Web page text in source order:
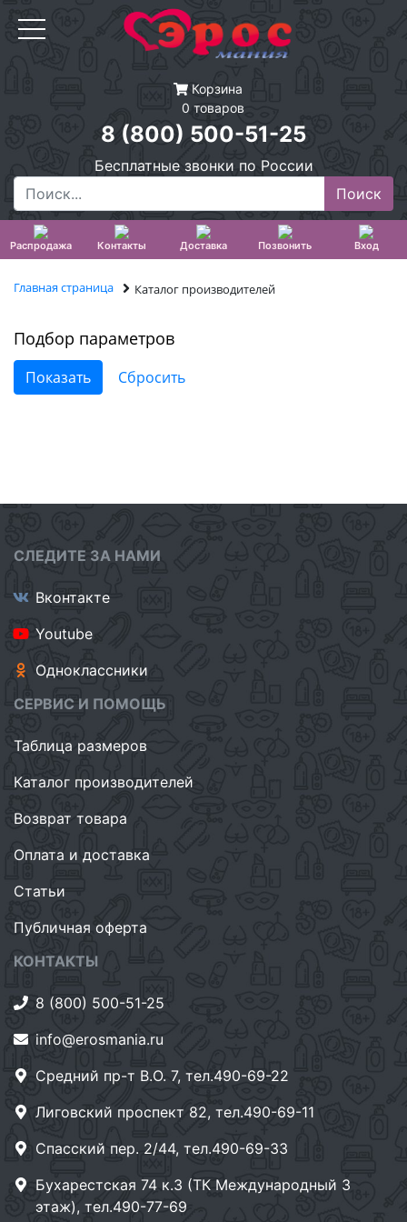
Корзина
0 товаров
8 (800) 500-51-25
Бесплатные звонки по России
Распродажа Контакты Доставка Позвонить Вход
Главная страница Каталог производителей
Подбор параметров
СЛЕДИТЕ ЗА НАМИ
Вконтакте
Youtube
Одноклассники
СЕРВИС И ПОМОЩЬ
Таблица размеров
Каталог производителей
Возврат товара
Оплата и доставка
Статьи
Публичная оферта
КОНТАКТЫ
8 (800) 500-51-25
info@erosmania.ru
Средний пр-т В.О. 7, тел.490-69-22
Лиговский проспект 82, тел.490-69-11
Спасский пер. 2/44, тел.490-69-33
Бухарестская 74 к.3 (ТК Международный 3
этаж), тел.490-77-69